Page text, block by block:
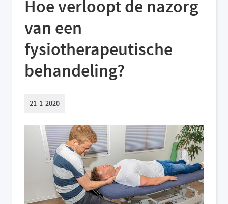
Hoe verloopt de nazorg
van een
fysiotherapeutische
behandeling?
21-1-2020